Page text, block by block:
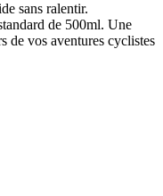
sans ralentir.
de 500ml. Une
de vos aventures cyclistes